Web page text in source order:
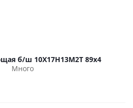
б/ш 10Х17Н13М2Т 89х4
Много